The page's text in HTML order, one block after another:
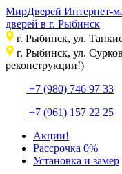
МирДверей Интернет-
дверей в г. Рыбинск
г. Рыбинск, ул.
г. Рыбинск, ул.
реконструкции!)
+7 (980) 746 97 33
+7 (961) 157 22 25
Акции!
Рассрочка 0%
Установка и замер